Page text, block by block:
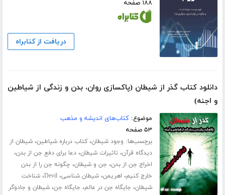
۱۸۸ صفحه
دریافت از کتابراه
دانلود کتاب گذر از شیطان (پاکسازی روان، بدن و زندگی از شیاطین
و اجنه)
موضوع:کتاب‌های اندیشه و مذهب
۵۳ صفحه
برچسب‌ها: وجود شیطان،کتاب درباره شیاطین،شیطان از
دیدگاه قرآن، تاثیرات شیطان،دعا برای دفع جن از بدن،
اخراج جن از بدن، جن و شیطان، چگونه جن را از بدن
خارج کنیم، اهریمن،شیطان شناسی،Devil،شناخت
شیطان، جایگاه جن در عالم، جایگاه جن،شیطان و جادوگر